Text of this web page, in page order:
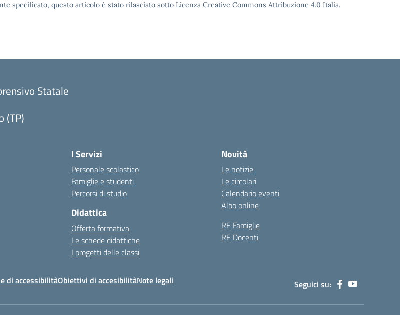
specificato, questo articolo è stato rilasciato sotto Licenza Creative Commons Attribuzione 4.0 Italia.
Statale
(TP)
I Servizi
Personale scolastico
Famiglie e studenti
Percorsi di studio
Didattica
Offerta formativa
Le schede didattiche
I progetti delle classi
Novità
Le notizie
Le circolari
Calendario eventi
Albo online
RE Famiglie
RE Docenti
di accessibilitàObiettivi di accesibilitàNote legali Seguici su: